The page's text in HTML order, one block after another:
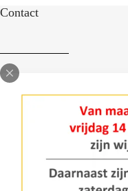
Contact
Bomenlaan 2
4043 KD Opheusden
+31 (0)488 – 442828